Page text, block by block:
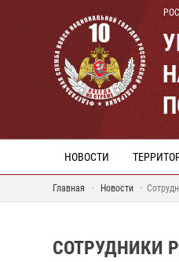
НОВОСТИ
Главная Новости
СОТРУДНИКИ